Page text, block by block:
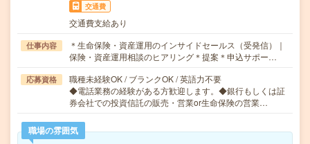
交通費
交通費支給あり
仕事内容
＊生命保険・資産運用のインサイドセールス（受発信）｜
保険・資産運用相談のヒアリング＊提案＊申込サポー…
応募資格
職種未経験OK / ブランクOK / 英語力不要
◆電話業務の経験がある方歓迎します。◆銀行もしくは証
券会社での投資信託の販売・営業or生命保険の営業…
職場の雰囲気